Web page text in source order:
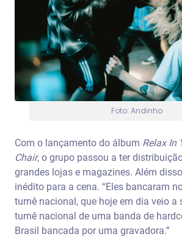
Foto: Andinho
Com o lançamento do álbum Relax In
Chair, o grupo passou a ter
grandes lojas e magazines. Além
inédito para a cena. “Eles bancaram
turnê nacional, que hoje em dia veio a
turnê nacional de uma banda de
Brasil bancada por uma gravadora.”